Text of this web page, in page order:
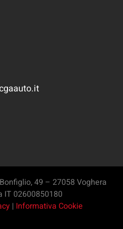
49 – 27058 Voghera
IT 02600850180
| Informativa Cookie